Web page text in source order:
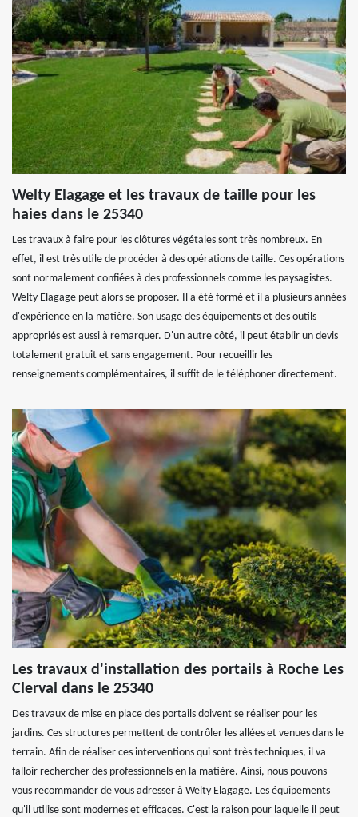
Welty Elagage et les travaux de taille pour les
haies dans le 25340
Les travaux à faire pour les clôtures végétales sont très nombreux. En
effet, il est très utile de procéder à des opérations de taille. Ces opérations
sont normalement confiées à des professionnels comme les paysagistes.
Welty Elagage peut alors se proposer. Il a été formé et il a plusieurs années
d'expérience en la matière. Son usage des équipements et des outils
appropriés est aussi à remarquer. D'un autre côté, il peut établir un devis
totalement gratuit et sans engagement. Pour recueillir les
renseignements complémentaires, il suffit de le téléphoner directement.
Les travaux d'installation des portails à Roche Les
Clerval dans le 25340
Des travaux de mise en place des portails doivent se réaliser pour les
jardins. Ces structures permettent de contrôler les allées et venues dans le
terrain. Afin de réaliser ces interventions qui sont très techniques, il va
falloir rechercher des professionnels en la matière. Ainsi, nous pouvons
vous recommander de vous adresser à Welty Elagage. Les équipements
qu'il utilise sont modernes et efficaces. C'est la raison pour laquelle il peut